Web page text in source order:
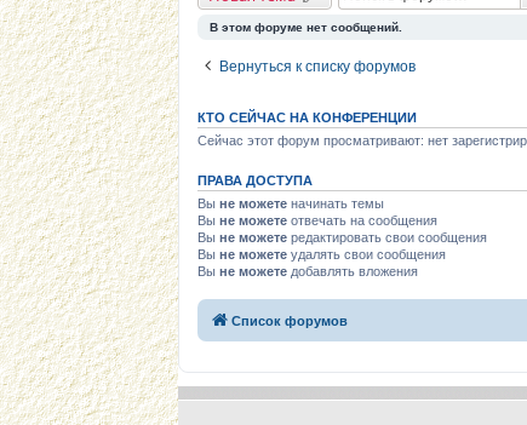
В этом форуме нет сообщений.
Вернуться к списку форумов
КТО СЕЙЧАС НА КОНФЕРЕНЦИИ
Сейчас этот форум просматривают: нет
ПРАВА ДОСТУПА
Вы не можете начинать темы
Вы не можете отвечать на сообщения
Вы не можете редактировать свои сообщения
Вы не можете удалять свои сообщения
Вы не можете добавлять вложения
Список форумов